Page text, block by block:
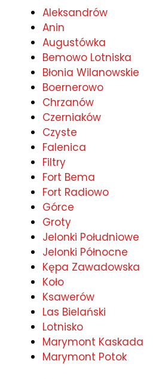
Aleksandrów
Anin
Augustówka
Bemowo Lotniska
Błonia Wilanowskie
Boernerowo
Chrzanów
Czerniaków
Czyste
Falenica
Filtry
Fort Bema
Fort Radiowo
Górce
Groty
Jelonki Południowe
Jelonki Północne
Kępa Zawadowska
Koło
Ksawerów
Las Bielański
Lotnisko
Marymont Kaskada
Marymont Potok